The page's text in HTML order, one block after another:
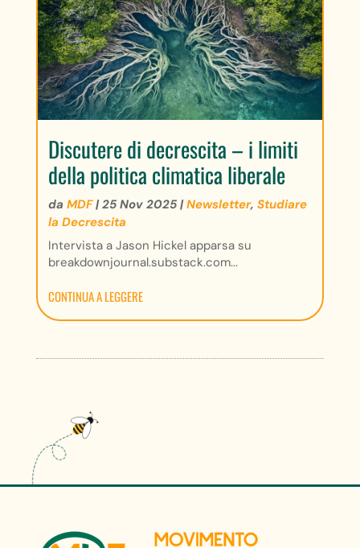
Discutere di decrescita – i limiti
della politica climatica liberale
da MDF|25 Nov 2025|Newsletter, Studiare
la Decrescita
Intervista a Jason Hickel apparsa su
breakdownjournal.substack.com...
CONTINUA A LEGGERE